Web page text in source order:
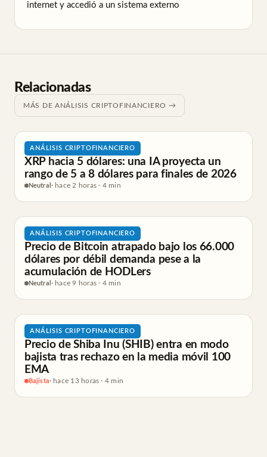
internet y accedió a un sistema externo
Relacionadas
MÁS DE ANÁLISIS CRIPTOFINANCIERO →
ANÁLISIS CRIPTOFINANCIERO
XRP hacia 5 dólares: una IA proyecta un
rango de 5 a 8 dólares para finales de 2026
Neutral · hace 2 horas · 4 min
ANÁLISIS CRIPTOFINANCIERO
Precio de Bitcoin atrapado bajo los 66.000
dólares por débil demanda pese a la
acumulación de HODLers
Neutral · hace 9 horas · 4 min
ANÁLISIS CRIPTOFINANCIERO
Precio de Shiba Inu (SHIB) entra en modo
bajista tras rechazo en la media móvil 100
EMA
Bajista· hace 13 horas · 4 min